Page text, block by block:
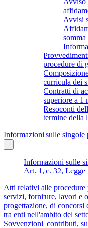
Avvisi
procedure di
curricula dei
Contratti di
superiore a 1
Resoconti
termine della
Informazioni sulle singole
Informazioni sulle
Art. 1, c. 32, Legge
Atti relativi alle procedure
servizi, forniture, lavori e
progettazione, di concorsi
tra enti nell'ambito del
Sovvenzioni, contributi,